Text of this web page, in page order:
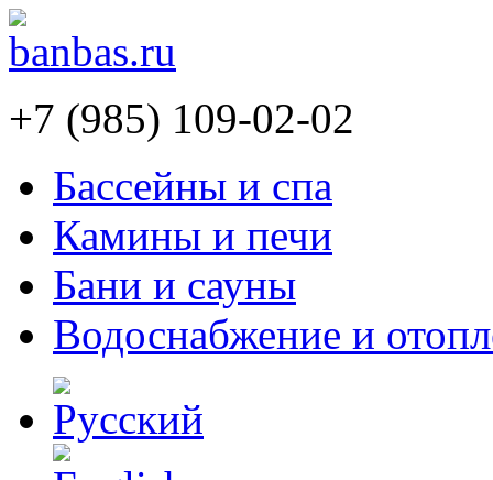
+7 (985) 109-02-02
Бассейны и спа
Камины и печи
Бани и сауны
Водоснабжение и